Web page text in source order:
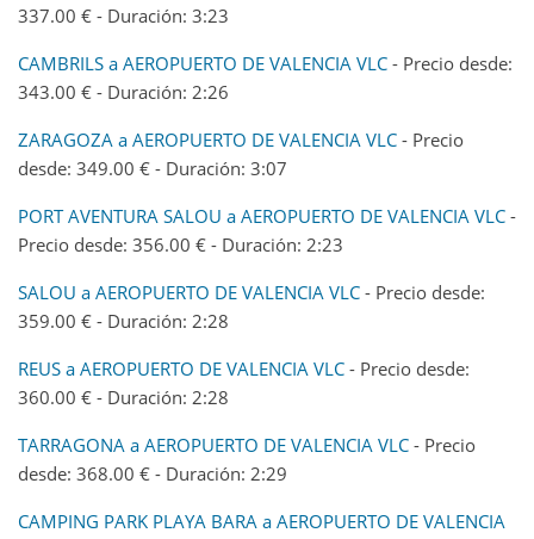
337.00 € - Duración: 3:23
CAMBRILS a AEROPUERTO DE VALENCIA VLC - Precio desde:
343.00 € - Duración: 2:26
ZARAGOZA a AEROPUERTO DE VALENCIA VLC - Precio
desde: 349.00 € - Duración: 3:07
PORT AVENTURA SALOU a AEROPUERTO DE VALENCIA VLC -
Precio desde: 356.00 € - Duración: 2:23
SALOU a AEROPUERTO DE VALENCIA VLC - Precio desde:
359.00 € - Duración: 2:28
REUS a AEROPUERTO DE VALENCIA VLC - Precio desde:
360.00 € - Duración: 2:28
TARRAGONA a AEROPUERTO DE VALENCIA VLC - Precio
desde: 368.00 € - Duración: 2:29
CAMPING PARK PLAYA BARA a AEROPUERTO DE VALENCIA